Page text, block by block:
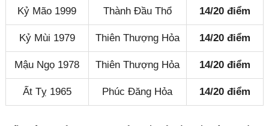
Kỷ Mão 1999 Thành Đầu Thổ 14/20 điểm
Kỷ Mùi 1979 Thiên Thượng Hỏa 14/20 điểm
Mậu Ngọ 1978 Thiên Thượng Hỏa 14/20 điểm
Ất Tỵ 1965 Phúc Đăng Hỏa 14/20 điểm